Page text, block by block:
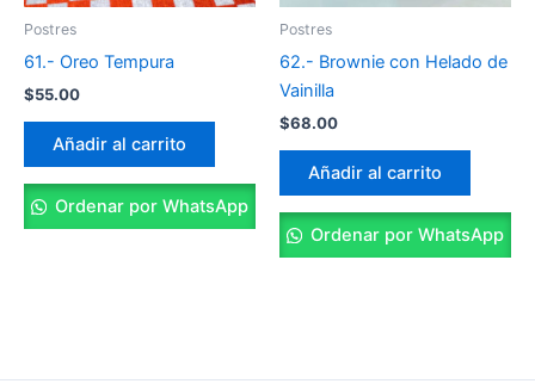
Postres
61.- Oreo Tempura
$55.00
Añadir al carrito
Ordenar por WhatsApp
Postres
62.- Brownie con Helado de
Vainilla
$68.00
Añadir al carrito
Ordenar por WhatsApp